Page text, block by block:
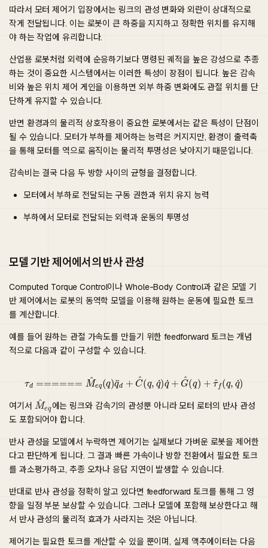
따라서 모터 제어기 입장에서는 링크의 관성 변화와 외란이 상대적으로
작게 전달됩니다. 이는 로봇이 큰 하중을 지지하고 정확한 위치를 유지해
야 하는 작업에 유리합니다.
산업용 로봇처럼 외력에 순응하기보다 명령된 궤적을 높은 강성으로 추종
하는 것이 중요한 시스템에서는 이러한 특성이 장점이 됩니다. 높은 감속
비와 높은 위치 제어 게인을 이용하면 외부 하중 변화에도 관절 위치를 단
단하게 유지할 수 있습니다.
반면 환경과의 물리적 상호작용이 중요한 로봇에서는 같은 특성이 단점이
될 수 있습니다. 모터가 부하를 제어하는 능력은 커지지만, 환경이 출력축
을 통해 모터를 역으로 움직이는 물리적 투명성은 낮아지기 때문입니다.
감속비는 결국 다음 두 방향 사이의 균형을 결정합니다.
모터에서 부하로 전달되는 구동 권한과 위치 유지 능력
부하에서 모터로 전달되는 외력과 운동의 투명성
모델 기반 제어에서의 반사 관성
Computed Torque Control이나 Whole-Body Control과 같은 모델 기
반 제어에서는 로봇의 동역학 모델을 이용해 원하는 운동에 필요한 토크
를 계산합니다.
예를 들어 원하는 관절 가속도를 만들기 위한 feedforward 토크는 개념
적으로 다음과 같이 구성할 수 있습니다.
eq q) q ^(q )q G^(q ) f q )
여기서
에는 링크와 감속기의 관성뿐 아니라 모터 로터의 반사 관성
도 포함되어야 합니다.
반사 관성을 모델에서 누락하면 제어기는 실제보다 가벼운 로봇을 제어한
다고 판단하게 됩니다. 그 결과 빠른 가속이나 방향 전환에서 필요한 토크
를 과소평가하고, 추종 오차나 응답 지연이 발생할 수 있습니다.
반대로 반사 관성을 정확히 알고 있다면 feedforward 토크를 통해 그 영
향을 일정 부분 보상할 수 있습니다. 그러나 모델에 포함해 보상한다고 해
서 반사 관성의 물리적 효과가 사라지는 것은 아닙니다.
제어기는 필요한 토크를 계산할 수 있을 뿐이며, 실제 액추에이터는 다음